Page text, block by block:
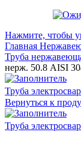
Нажмите, чтобы
Главная
Труба
нерж. 50.8 AISI
Труба
Вернуться к
Труба